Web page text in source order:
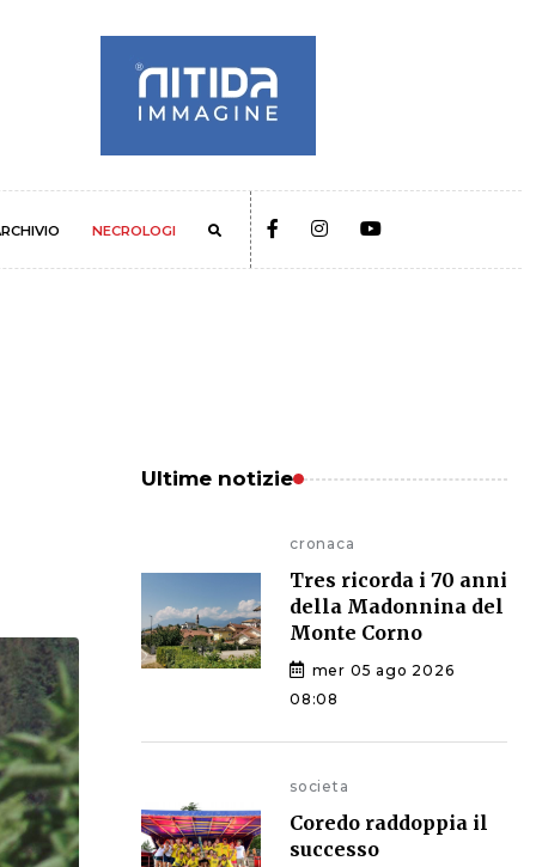
NECROLOGI
Ultime notizie
cronaca
Tres ricorda i 70 anni
della Madonnina del
Monte Corno
mer 05 ago 2026
08:08
societa
Coredo raddoppia il
successo